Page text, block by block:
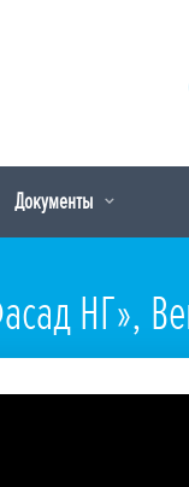
Документы
НГ»,